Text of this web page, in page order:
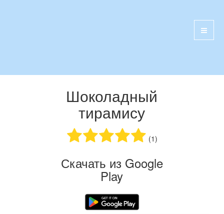
Шоколадный
тирамису
(1)
Скачать из Google
Play